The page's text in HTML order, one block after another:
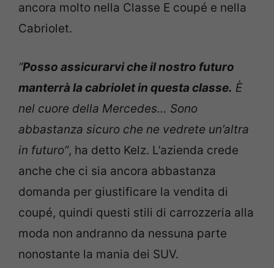
ancora molto nella Classe E coupé e nella
Cabriolet.
“Posso assicurarvi che il nostro futuro
manterrà la cabriolet in questa classe. È
nel cuore della Mercedes… Sono
abbastanza sicuro che ne vedrete un’altra
in futuro”, ha detto Kelz. L’azienda crede
anche che ci sia ancora abbastanza
domanda per giustificare la vendita di
coupé, quindi questi stili di carrozzeria alla
moda non andranno da nessuna parte
nonostante la mania dei SUV.